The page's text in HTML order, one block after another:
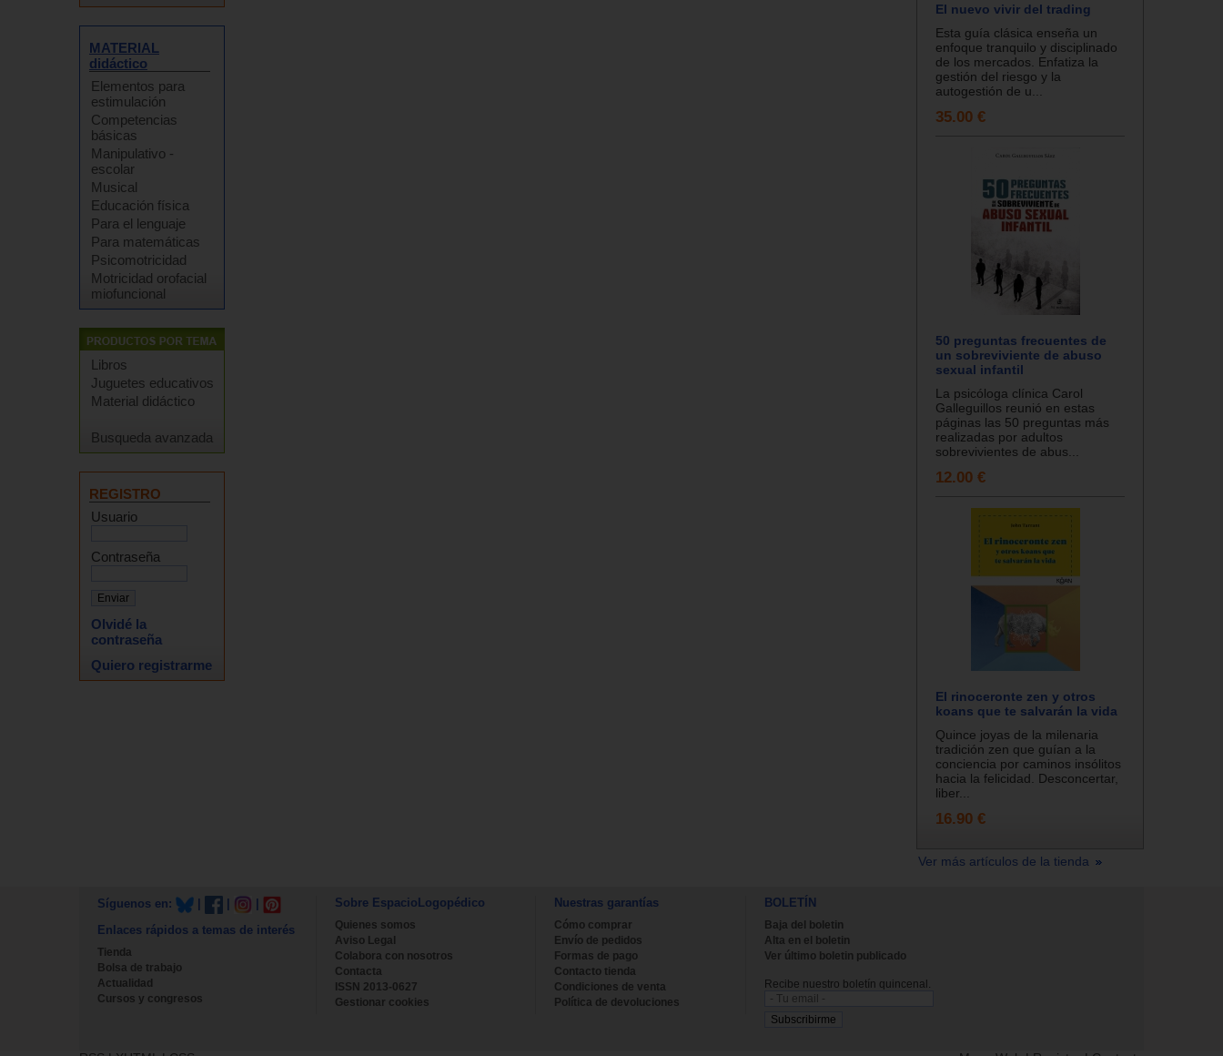
MATERIAL
didáctico
Elementos para
estimulación
Competencias
básicas
Manipulativo -
escolar
Musical
Educación física
Para el lenguaje
Para matemáticas
Psicomotricidad
Motricidad orofacial
miofuncional
Libros
Juguetes educativos
Material didáctico
Busqueda avanzada
REGISTRO
Usuario
Contraseña
Olvidé la
contraseña
Quiero registrarme
El nuevo vivir del trading
Esta guía clásica enseña un
enfoque tranquilo y disciplinado
de los mercados. Enfatiza la
gestión del riesgo y la
autogestión de u...
35.00 €
50 preguntas frecuentes de
un sobreviviente de abuso
sexual infantil
La psicóloga clínica Carol
Galleguillos reunió en estas
páginas las 50 preguntas más
realizadas por adultos
sobrevivientes de abus...
12.00 €
El rinoceronte zen y otros
koans que te salvarán la vida
Quince joyas de la milenaria
tradición zen que guían a la
conciencia por caminos insólitos
hacia la felicidad. Desconcertar,
liber...
16.90 €
Ver más artículos de la tienda
Síguenos en:
Enlaces rápidos a temas de interés
Tienda
Bolsa de trabajo
Actualidad
Cursos y congresos
Sobre EspacioLogopédico
Quienes somos
Aviso Legal
Colabora con nosotros
Contacta
ISSN 2013-0627
Gestionar cookies
Nuestras garantías
Cómo comprar
Envío de pedidos
Formas de pago
Contacto tienda
Condiciones de venta
Política de devoluciones
BOLETÍN
Baja del boletin
Alta en el boletin
Ver último boletin publicado
Recibe nuestro boletín quincenal.